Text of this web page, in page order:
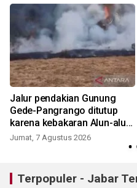
Jalur pendakian Gunung
Gede-Pangrango ditutup
karena kebakaran Alun-alun
Suryakancana
Jumat, 7 Agustus 2026
Terpopuler - Jabar